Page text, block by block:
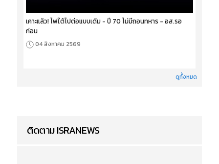
เคาะแล้ว! ไฟใต้ไปต่อแบบเดิม - ปี 70 ไม่มีถอนทหาร - อส.รอ
ก่อน
04 สิงหาคม 2569
ดูทั้งหมด
ติดตาม ISRANEWS